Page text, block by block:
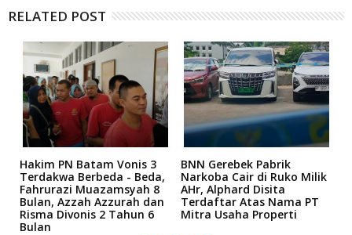
RELATED POST
Hakim PN Batam Vonis 3
Terdakwa Berbeda - Beda,
Fahrurazi Muazamsyah 8
Bulan, Azzah Azzurah dan
Risma Divonis 2 Tahun 6
Bulan
BNN Gerebek Pabrik
Narkoba Cair di Ruko Milik
AHr, Alphard Disita
Terdaftar Atas Nama PT
Mitra Usaha Properti